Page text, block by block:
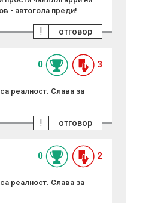
- автогола преди!
отговор
!
0 3
реалност. Слава за
отговор
!
0 2
реалност. Слава за